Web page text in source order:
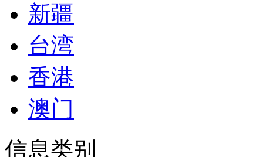
新疆
台湾
香港
澳门
信息类别